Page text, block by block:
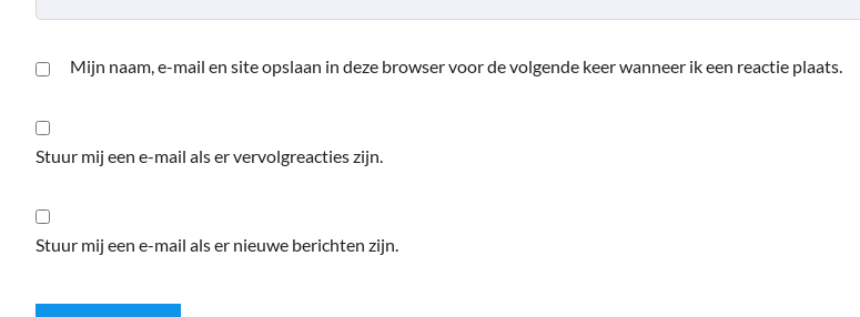
Mijn naam, e-mail en site opslaan in deze browser voor de volgende keer wanneer ik een reactie plaats.
Stuur mij een e-mail als er vervolgreacties zijn.
Stuur mij een e-mail als er nieuwe berichten zijn.